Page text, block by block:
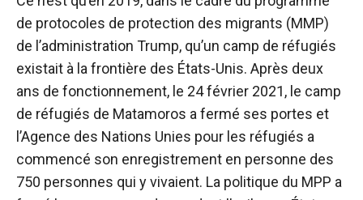
de protocoles de protection des migrants (MMP)
de l’administration Trump, qu’un camp de réfugiés
existait à la frontière des États-Unis. Après deux
ans de fonctionnement, le 24 février 2021, le camp
de réfugiés de Matamoros a fermé ses portes et
l’Agence des Nations Unies pour les réfugiés a
commencé son enregistrement en personne des
750 personnes qui y vivaient. La politique du MPP a